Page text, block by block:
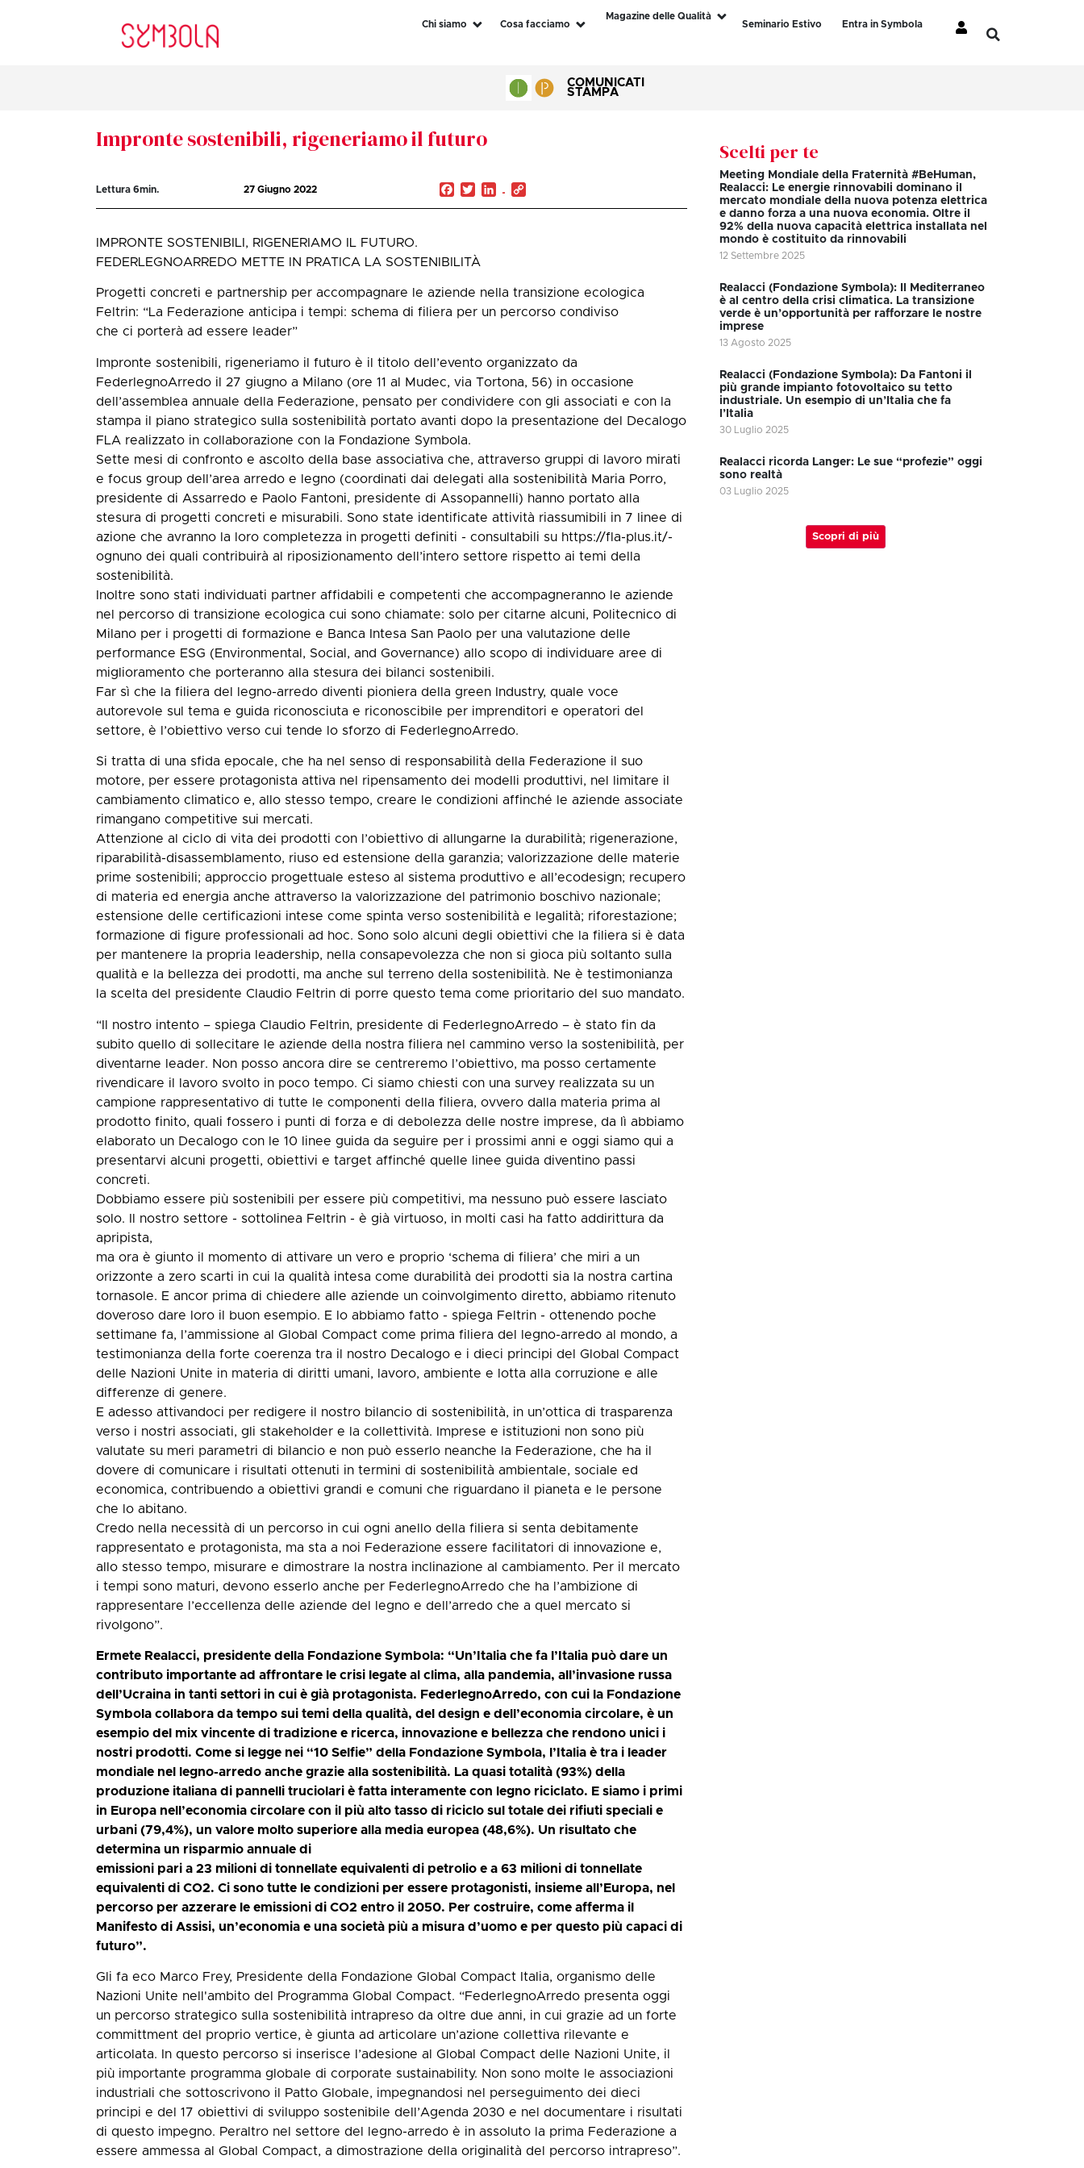
Chi siamo Cosa facciamo
Magazine delle Qualità
Seminario Estivo
Entra in Symbola
COMUNICATI
STAMPA
Impronte sostenibili, rigeneriamo il futuro
Lettura6min. 27 Giugno 2022 Facebook
TwitterLinkedIn
IMPRONTE SOSTENIBILI, RIGENERIAMO IL FUTURO.
FEDERLEGNOARREDO METTE IN PRATICA LA SOSTENIBILITÀ
Progetti concreti e partnership per accompagnare le aziende nella transizione ecologica
Feltrin: “La Federazione anticipa i tempi: schema di filiera per un percorso condiviso
che ci porterà ad essere leader”
Impronte sostenibili, rigeneriamo il futuro è il titolo dell’evento organizzato da
FederlegnoArredo il 27 giugno a Milano (ore 11 al Mudec, via Tortona, 56) in occasione
dell’assemblea annuale della Federazione, pensato per condividere con gli associati e con la
stampa il piano strategico sulla sostenibilità portato avanti dopo la presentazione del Decalogo
FLA realizzato in collaborazione con la Fondazione Symbola.
Sette mesi di confronto e ascolto della base associativa che, attraverso gruppi di lavoro mirati
e focus group dell’area arredo e legno (coordinati dai delegati alla sostenibilità Maria Porro,
presidente di Assarredo e Paolo Fantoni, presidente di Assopannelli) hanno portato alla
stesura di progetti concreti e misurabili. Sono state identificate attività riassumibili in 7 linee di
azione che avranno la loro completezza in progetti definiti - consultabili su https://fla-plus.it/-
ognuno dei quali contribuirà al riposizionamento dell’intero settore rispetto ai temi della
sostenibilità.
Inoltre sono stati individuati partner affidabili e competenti che accompagneranno le aziende
nel percorso di transizione ecologica cui sono chiamate: solo per citarne alcuni, Politecnico di
Milano per i progetti di formazione e Banca Intesa San Paolo per una valutazione delle
performance ESG (Environmental, Social, and Governance) allo scopo di individuare aree di
miglioramento che porteranno alla stesura dei bilanci sostenibili.
Far sì che la filiera del legno-arredo diventi pioniera della green Industry, quale voce
autorevole sul tema e guida riconosciuta e riconoscibile per imprenditori e operatori del
settore, è l’obiettivo verso cui tende lo sforzo di FederlegnoArredo.
Si tratta di una sfida epocale, che ha nel senso di responsabilità della Federazione il suo
motore, per essere protagonista attiva nel ripensamento dei modelli produttivi, nel limitare il
cambiamento climatico e, allo stesso tempo, creare le condizioni affinché le aziende associate
rimangano competitive sui mercati.
Attenzione al ciclo di vita dei prodotti con l’obiettivo di allungarne la durabilità; rigenerazione,
riparabilità-disassemblamento, riuso ed estensione della garanzia; valorizzazione delle materie
prime sostenibili; approccio progettuale esteso al sistema produttivo e all’ecodesign; recupero
di materia ed energia anche attraverso la valorizzazione del patrimonio boschivo nazionale;
estensione delle certificazioni intese come spinta verso sostenibilità e legalità; riforestazione;
formazione di figure professionali ad hoc. Sono solo alcuni degli obiettivi che la filiera si è data
per mantenere la propria leadership, nella consapevolezza che non si gioca più soltanto sulla
qualità e la bellezza dei prodotti, ma anche sul terreno della sostenibilità. Ne è testimonianza
la scelta del presidente Claudio Feltrin di porre questo tema come prioritario del suo mandato.
“Il nostro intento – spiega Claudio Feltrin, presidente di FederlegnoArredo – è stato fin da
subito quello di sollecitare le aziende della nostra filiera nel cammino verso la sostenibilità, per
diventarne leader. Non posso ancora dire se centreremo l’obiettivo, ma posso certamente
rivendicare il lavoro svolto in poco tempo. Ci siamo chiesti con una survey realizzata su un
campione rappresentativo di tutte le componenti della filiera, ovvero dalla materia prima al
prodotto finito, quali fossero i punti di forza e di debolezza delle nostre imprese, da lì abbiamo
elaborato un Decalogo con le 10 linee guida da seguire per i prossimi anni e oggi siamo qui a
presentarvi alcuni progetti, obiettivi e target affinché quelle linee guida diventino passi
concreti.
Dobbiamo essere più sostenibili per essere più competitivi, ma nessuno può essere lasciato
solo. Il nostro settore - sottolinea Feltrin - è già virtuoso, in molti casi ha fatto addirittura da
apripista,
ma ora è giunto il momento di attivare un vero e proprio ‘schema di filiera’ che miri a un
orizzonte a zero scarti in cui la qualità intesa come durabilità dei prodotti sia la nostra cartina
tornasole. E ancor prima di chiedere alle aziende un coinvolgimento diretto, abbiamo ritenuto
doveroso dare loro il buon esempio. E lo abbiamo fatto - spiega Feltrin - ottenendo poche
settimane fa, l’ammissione al Global Compact come prima filiera del legno-arredo al mondo, a
testimonianza della forte coerenza tra il nostro Decalogo e i dieci principi del Global Compact
delle Nazioni Unite in materia di diritti umani, lavoro, ambiente e lotta alla corruzione e alle
differenze di genere.
E adesso attivandoci per redigere il nostro bilancio di sostenibilità, in un’ottica di trasparenza
verso i nostri associati, gli stakeholder e la collettività. Imprese e istituzioni non sono più
valutate su meri parametri di bilancio e non può esserlo neanche la Federazione, che ha il
dovere di comunicare i risultati ottenuti in termini di sostenibilità ambientale, sociale ed
economica, contribuendo a obiettivi grandi e comuni che riguardano il pianeta e le persone
che lo abitano.
Credo nella necessità di un percorso in cui ogni anello della filiera si senta debitamente
rappresentato e protagonista, ma sta a noi Federazione essere facilitatori di innovazione e,
allo stesso tempo, misurare e dimostrare la nostra inclinazione al cambiamento. Per il mercato
i tempi sono maturi, devono esserlo anche per FederlegnoArredo che ha l’ambizione di
rappresentare l’eccellenza delle aziende del legno e dell’arredo che a quel mercato si
rivolgono”.
Ermete Realacci, presidente della Fondazione Symbola: “Un’Italia che fa l’Italia può dare un
contributo importante ad affrontare le crisi legate al clima, alla pandemia, all’invasione russa
dell’Ucraina in tanti settori in cui è già protagonista. FederlegnoArredo, con cui la Fondazione
Symbola collabora da tempo sui temi della qualità, del design e dell’economia circolare, è un
esempio del mix vincente di tradizione e ricerca, innovazione e bellezza che rendono unici i
nostri prodotti. Come si legge nei “10 Selfie” della Fondazione Symbola, l’Italia è tra i leader
mondiale nel legno-arredo anche grazie alla sostenibilità. La quasi totalità (93%) della
produzione italiana di pannelli truciolari è fatta interamente con legno riciclato. E siamo i primi
in Europa nell’economia circolare con il più alto tasso di riciclo sul totale dei rifiuti speciali e
urbani (79,4%), un valore molto superiore alla media europea (48,6%). Un risultato che
determina un risparmio annuale di
emissioni pari a 23 milioni di tonnellate equivalenti di petrolio e a 63 milioni di tonnellate
equivalenti di CO2. Ci sono tutte le condizioni per essere protagonisti, insieme all’Europa, nel
percorso per azzerare le emissioni di CO2 entro il 2050. Per costruire, come afferma il
Manifesto di Assisi, un’economia e una società più a misura d’uomo e per questo più capaci di
futuro”.
Gli fa eco Marco Frey, Presidente della Fondazione Global Compact Italia, organismo delle
Nazioni Unite nell'ambito del Programma Global Compact. “FederlegnoArredo presenta oggi
un percorso strategico sulla sostenibilità intrapreso da oltre due anni, in cui grazie ad un forte
committment del proprio vertice, è giunta ad articolare un’azione collettiva rilevante e
articolata. In questo percorso si inserisce l’adesione al Global Compact delle Nazioni Unite, il
più importante programma globale di corporate sustainability. Non sono molte le associazioni
industriali che sottoscrivono il Patto Globale, impegnandosi nel perseguimento dei dieci
principi e del 17 obiettivi di sviluppo sostenibile dell’Agenda 2030 e nel documentare i risultati
di questo impegno. Peraltro nel settore del legno-arredo è in assoluto la prima Federazione a
essere ammessa al Global Compact, a dimostrazione della originalità del percorso intrapreso”.
Scelti per te
Meeting Mondiale della Fraternità #BeHuman,
Realacci: Le energie rinnovabili dominano il
mercato mondiale della nuova potenza elettrica
e danno forza a una nuova economia. Oltre il
92% della nuova capacità elettrica installata nel
mondo è costituito da rinnovabili
12 Settembre 2025
Realacci (Fondazione Symbola): Il Mediterraneo
è al centro della crisi climatica. La transizione
verde è un’opportunità per rafforzare le nostre
imprese
13 Agosto 2025
Realacci (Fondazione Symbola): Da Fantoni il
più grande impianto fotovoltaico su tetto
industriale. Un esempio di un’Italia che fa
l’Italia
30 Luglio 2025
Realacci ricorda Langer: Le sue “profezie” oggi
sono realtà
03 Luglio 2025
Scopri di più